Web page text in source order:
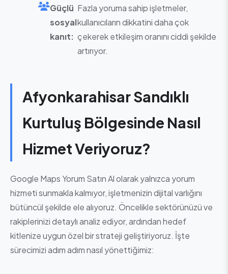
Güçlü
sosyal
kanıt:
Fazla yoruma sahip işletmeler,
kullanıcıların dikkatini daha çok
çekerek etkileşim oranını ciddi şekilde
artırıyor.
Afyonkarahisar Sandıklı
Kurtuluş Bölgesinde Nasıl
Hizmet Veriyoruz?
Google Maps Yorum Satın Al olarak yalnızca yorum
hizmeti sunmakla kalmıyor, işletmenizin dijital varlığını
bütüncül şekilde ele alıyoruz. Öncelikle sektörünüzü ve
rakiplerinizi detaylı analiz ediyor, ardından hedef
kitlenize uygun özel bir strateji geliştiriyoruz. İşte
sürecimizi adım adım nasıl yönettiğimiz: